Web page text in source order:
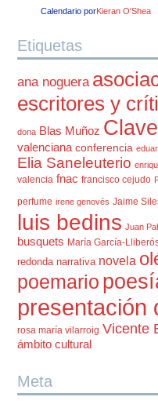
Calendario porKieran O'Shea
Etiquetas
ana noguera
escritores y
dona Blas Muñoz Clave
valenciana conferencia
Elia Saneleuterio
valencia fnac francisco cejudo
perfume irene genovés Jaime
luis bedins Juan
busquets María García-
redonda narrativa novela
poemario
presentación
rosa maría vilarroig Vicente
ámbito cultural
Meta